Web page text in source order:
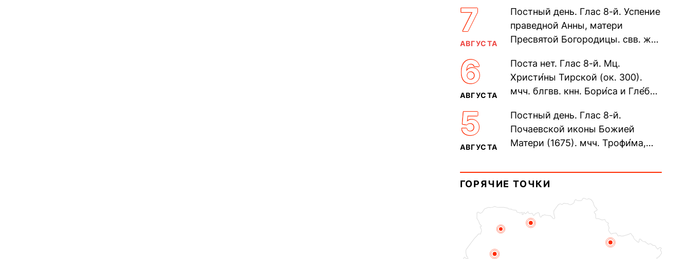
7
АВГУСТА
Постный день. Глас 8-й. Успение
праведной Анны, матери
Пресвятой Богородицы. свв. жен
прп. Евпракси́и девы,...
6
АВГУСТА
Поста нет. Глас 8-й. Мц.
Христи́ны Тирской (ок. 300).
мчч. блгвв. кнн. Бори́са и Гле́ба,
Дави́да (1015). Прп....
5
АВГУСТА
Постный день. Глас 8-й.
Почаевской иконы Божией
Матери (1675). мчч. Трофи́ма,
мучеников (284–305). прав.
воина Фео́дора...
ГОРЯЧИЕ ТОЧКИ